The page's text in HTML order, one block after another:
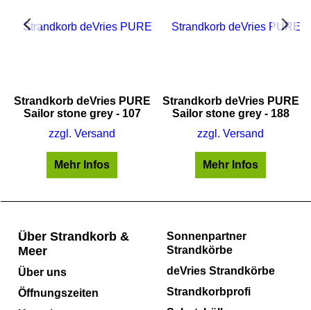
Strandkorb deVries PURE
Sailor stone grey - 107
zzgl. Versand
Mehr Infos
Strandkorb deVries PURE
Sailor stone grey - 188
zzgl. Versand
Mehr Infos
Sonnenpartner
Strandkörbe
deVries Strandkörbe
Strandkorbprofi
Über Strandkorb &
Meer
Über uns
Öffnungszeiten